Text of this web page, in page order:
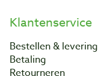
Klantenservice
Bestellen & levering
Betaling
Retourneren